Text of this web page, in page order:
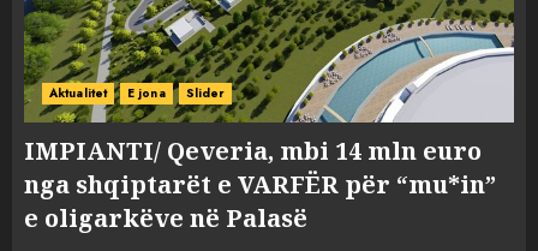
Aktualitet E jona Slider
IMPIANTI/ Qeveria, mbi 14 mln euro
nga shqiptarët e VARFËR për “mu*in”
e oligarkëve në Palasë